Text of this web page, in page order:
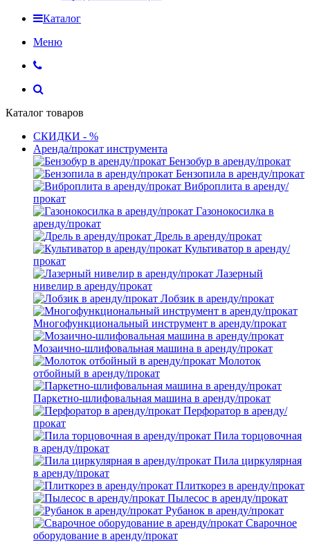
Каталог
Меню
Каталог товаров
СКИДКИ - %
Аренда/прокат инструмента
Бензобур в аренду/прокат
Бензопила в аренду/прокат
Виброплита в аренду/
прокат
Газонокосилка в
аренду/прокат
Дрель в аренду/прокат
Культиватор в аренду/
прокат
Лазерный
нивелир в аренду/прокат
Лобзик в аренду/прокат
Многофункциональный инструмент в аренду/прокат
Мозаично-шлифовальная машина в аренду/прокат
Молоток
отбойный в аренду/прокат
Паркетно-шлифовальная машина в аренду/прокат
Перфоратор в аренду/
прокат
Пила торцовочная
в аренду/прокат
Пила циркулярная
в аренду/прокат
Плиткорез в аренду/прокат
Пылесос в аренду/прокат
Рубанок в аренду/прокат
Сварочное
оборудование в аренду/прокат